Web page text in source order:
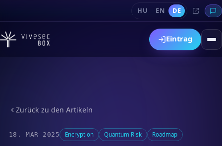
HU EN DE
Eintrag
Zurück zu den Artikeln
18. MAR 2025 Encryption Quantum Risk Roadmap